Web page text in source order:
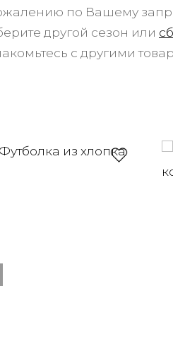
по Вашему
другой сезон или
с другими